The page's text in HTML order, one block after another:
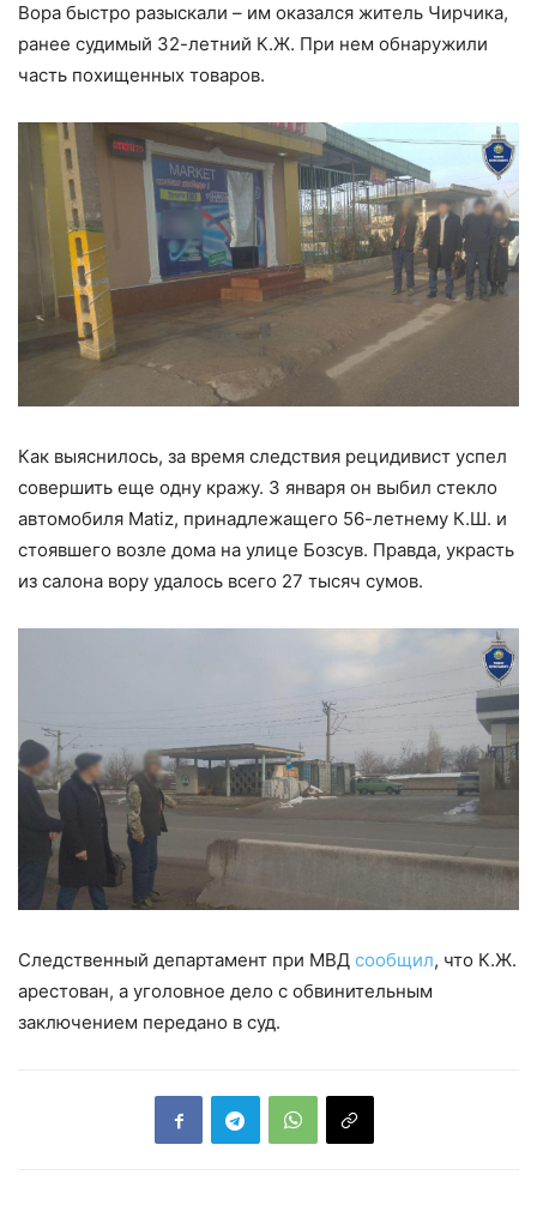
Вора быстро разыскали – им оказался житель Чирчика,
ранее судимый 32-летний К.Ж. При нем обнаружили
часть похищенных товаров.
Как выяснилось, за время следствия рецидивист успел
совершить еще одну кражу. 3 января он выбил стекло
автомобиля Matiz, принадлежащего 56-летнему К.Ш. и
стоявшего возле дома на улице Бозсув. Правда, украсть
из салона вору удалось всего 27 тысяч сумов.
Следственный департамент при МВД сообщил, что К.Ж.
арестован, а уголовное дело с обвинительным
заключением передано в суд.